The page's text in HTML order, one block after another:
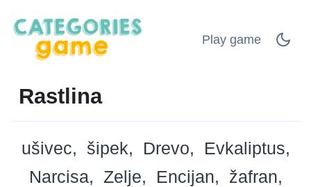
Play game
Rastlina
ušivec šipek Drevo
Evkaliptus
Narcisa
Zelje Encijan
žafran